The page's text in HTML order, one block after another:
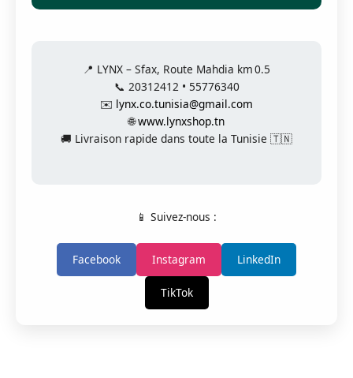
📍 LYNX – Sfax, Route Mahdia km 0.5
📞 20312412 • 55776340
✉️ lynx.co.tunisia@gmail.com
🌐www.lynxshop.tn
🚚 Livraison rapide dans toute la Tunisie 🇹🇳
📱 Suivez-nous :
Facebook Instagram LinkedIn
TikTok